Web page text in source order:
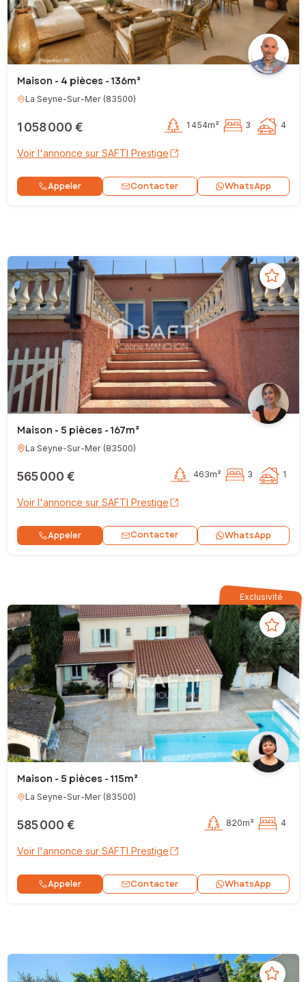
Maison - 4 pièces - 136m²
La Seyne-Sur-Mer(83500)
1 058 000 € 1 454m² 3 4
Voir l'annonce sur SAFTI Prestige
Appeler Contacter WhatsApp
Maison - 5 pièces - 167m²
La Seyne-Sur-Mer(83500)
565 000 € 463m² 3 1
Voir l'annonce sur SAFTI Prestige
Appeler Contacter WhatsApp
Exclusivité
Maison - 5 pièces - 115m²
La Seyne-Sur-Mer(83500)
585 000 € 820m² 4
Voir l'annonce sur SAFTI Prestige
Appeler Contacter WhatsApp